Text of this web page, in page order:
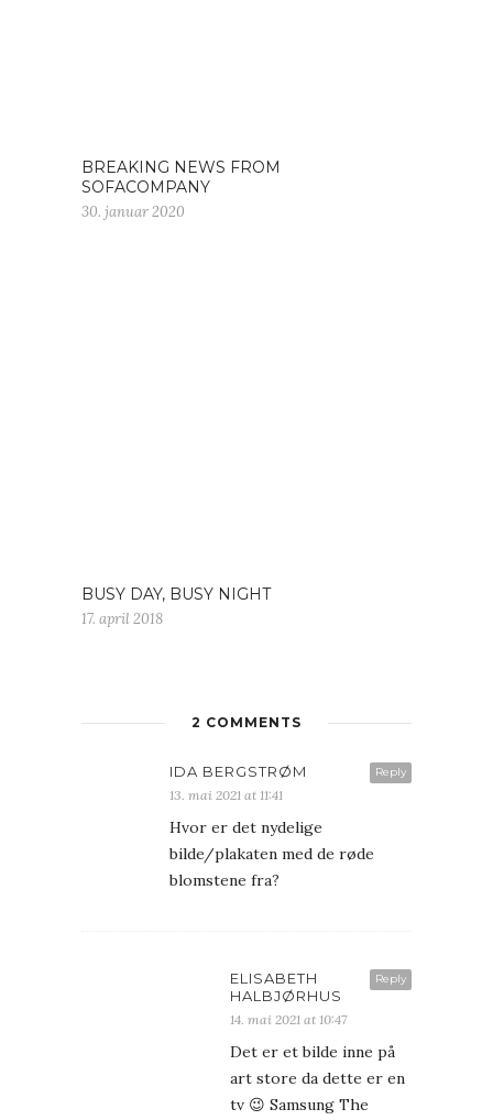
BREAKING NEWS FROM
SOFACOMPANY
30. januar 2020
BUSY DAY, BUSY NIGHT
17. april 2018
2 COMMENTS
Reply
IDA BERGSTRØM
13. mai 2021 at 11:41
Hvor er det nydelige
bilde/plakaten med de røde
blomstene fra?
Reply
ELISABETH
HALBJØRHUS
14. mai 2021 at 10:47
Det er et bilde inne på
art store da dette er en
tv 😉 Samsung The